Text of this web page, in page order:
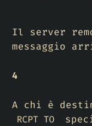
Il server
messaggio
4
A chi è
RCPT TO